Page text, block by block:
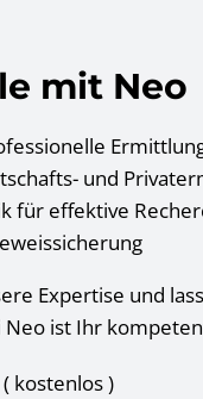
mit Neo
und
für effektive
Expertise und
ist Ihr
( kostenlos)